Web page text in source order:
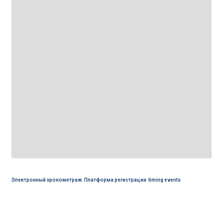
Электронный хронометраж, Платформа регистрации timing events